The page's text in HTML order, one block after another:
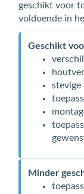
geschikt voor
voldoende in
Geschikt
stevige
Minder